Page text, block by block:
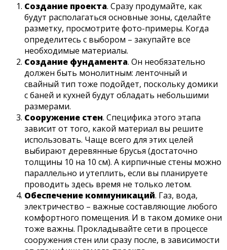
Создание проекта. Сразу продумайте, как
будут располагаться основные зоны, сделайте
разметку, просмотрите фото-примеры. Когда
определитесь с выбором – закупайте все
необходимые материалы.
Создание фундамента. Он необязательно
должен быть монолитным: ленточный и
свайный тип тоже подойдет, поскольку домики
с баней и кухней будут обладать небольшими
размерами.
Сооружение стен. Специфика этого этапа
зависит от того, какой материал вы решите
использовать. Чаще всего для этих целей
выбирают деревянные брусья (достаточно
толщины 10 на 10 см). А кирпичные стены можно
параллельно и утеплить, если вы планируете
проводить здесь время не только летом.
Обеспечение коммуникаций. Газ, вода,
электричество – важные составляющие любого
комфортного помещения. И в таком домике они
тоже важны. Прокладывайте сети в процессе
сооружения стен или сразу после, в зависимости